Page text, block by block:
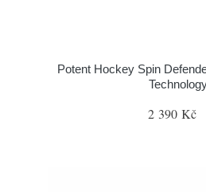
Potent Hockey Spin
2 390 Kč